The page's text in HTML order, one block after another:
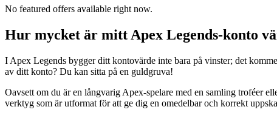
No featured offers available right now.
Hur mycket är mitt Apex Legends-konto
I Apex Legends bygger ditt kontovärde inte bara på vinster; det
av ditt konto? Du kan sitta på en guldgruva!
Oavsett om du är en långvarig Apex-spelare med en samling troféer
verktyg som är utformat för att ge dig en omedelbar och korrekt